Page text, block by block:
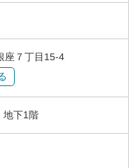
座７丁目15-4
地下1階